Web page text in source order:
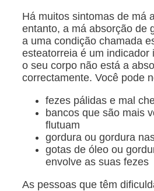
Há muitos sintomas de má
entanto, a má absorção de
a uma condição chamada
esteatorreia é um indicador
o seu corpo não está a
correctamente. Você pode
fezes pálidas e mal
bancos que são mais
flutuam
gordura ou gordura
gotas de óleo ou
envolve as suas fezes
As pessoas que têm